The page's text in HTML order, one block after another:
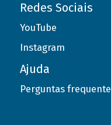
Redes Sociais
YouTube
Instagram
Ajuda
Perguntas